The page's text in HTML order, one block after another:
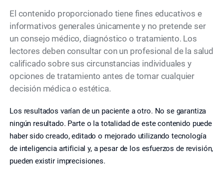
El contenido proporcionado tiene fines educativos e
informativos generales únicamente y no pretende ser
un consejo médico, diagnóstico o tratamiento. Los
lectores deben consultar con un profesional de la salud
calificado sobre sus circunstancias individuales y
opciones de tratamiento antes de tomar cualquier
decisión médica o estética.
Los resultados varían de un paciente a otro. No se garantiza
ningún resultado. Parte o la totalidad de este contenido puede
haber sido creado, editado o mejorado utilizando tecnología
de inteligencia artificial y, a pesar de los esfuerzos de revisión,
pueden existir imprecisiones.